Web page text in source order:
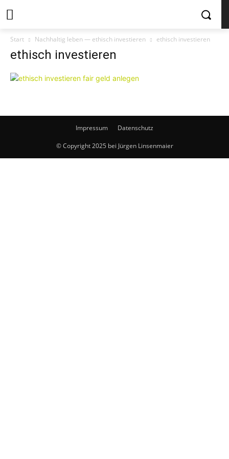
Start Nachhaltig leben — ethisch investieren ethisch investieren
ethisch investieren
Impressum Datenschutz
© Copyright 2025 bei Jürgen Linsenmaier